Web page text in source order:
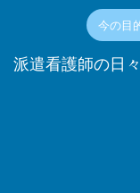
今の目
派遣看護師の日